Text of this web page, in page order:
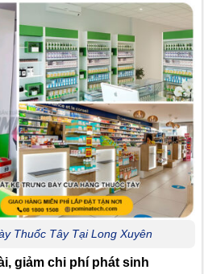
Thuốc Tây Tại Long Xuyên
giảm chi phí phát sinh